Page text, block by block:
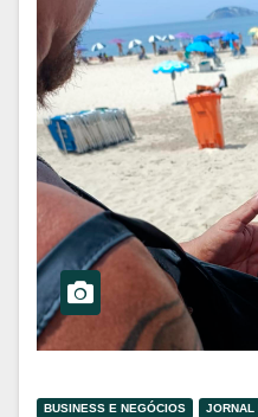
BUSINESS E NEGÓCIOS JORNAL